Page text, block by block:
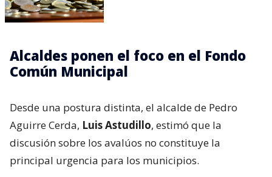
Alcaldes ponen el foco en el Fondo
Común Municipal
Desde una postura distinta, el alcalde de Pedro
Aguirre Cerda, Luis Astudillo, estimó que la
discusión sobre los avalúos no constituye la
principal urgencia para los municipios.